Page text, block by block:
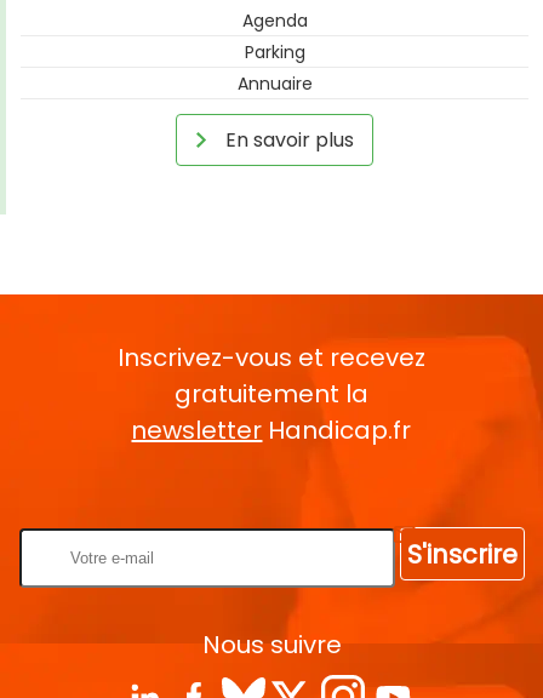
Agenda
Parking
Annuaire
En savoir plus
Inscrivez-vous et recevez
gratuitement la
newsletter Handicap.fr
S'inscrire
Nous suivre